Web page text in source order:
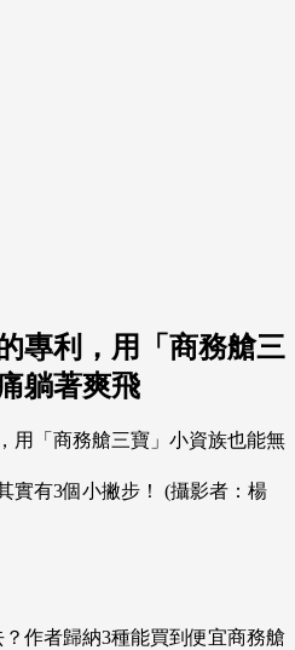
專利，用「商務艙三
躺著爽飛
實有3個小撇步！ (攝影者：楊
作者歸納3種能買到便宜商務艙